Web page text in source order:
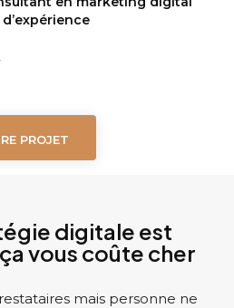
PROJET
digitale est
vous coûte cher
mais personne ne